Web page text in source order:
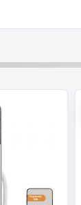
la cual es
para los
gracias